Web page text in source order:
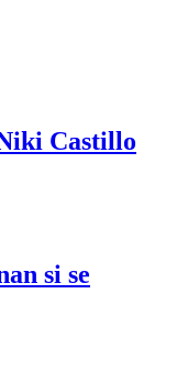
Castillo
si se